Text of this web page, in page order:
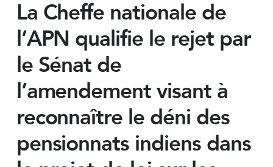
La Cheffe nationale de
l’APN qualifie le rejet par
le Sénat de
l’amendement visant à
reconnaître le déni des
pensionnats indiens dans